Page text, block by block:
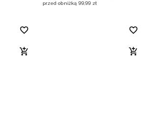
przed obniżką 99,99 zł